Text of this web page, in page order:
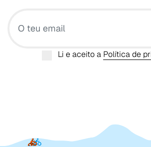
Li e aceito a Política de